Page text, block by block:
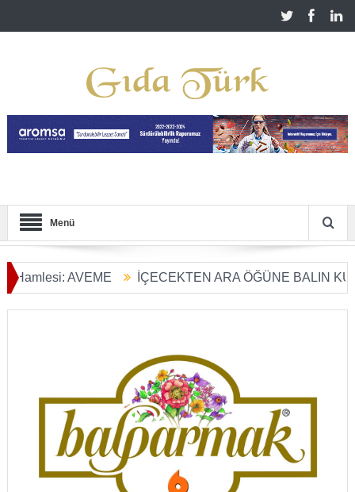
Menü
AVEME İÇECEKTEN ARA ÖĞÜNE BALIN KULLANIM
Başladı